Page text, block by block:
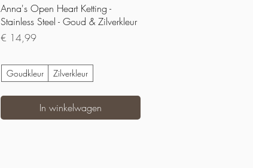
Snel overzicht
Anna's Open Heart Ketting -
Stainless Steel - Goud & Zilverkleur
Prijs
€ 14,99
Goudkleur Zilverkleur
In winkelwagen